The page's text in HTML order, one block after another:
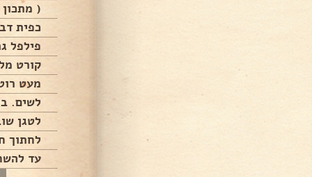
(
כפית
פילפל
קורט
מעט
לשים.
לטגן
לחתוך
עד